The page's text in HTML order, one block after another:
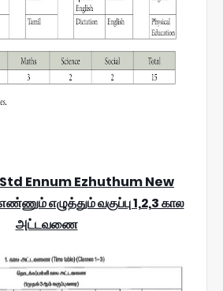
Ennum Ezhuthum New
எழுத்தும் வகுப்பு 1,2,3 கால
அட்டவணை